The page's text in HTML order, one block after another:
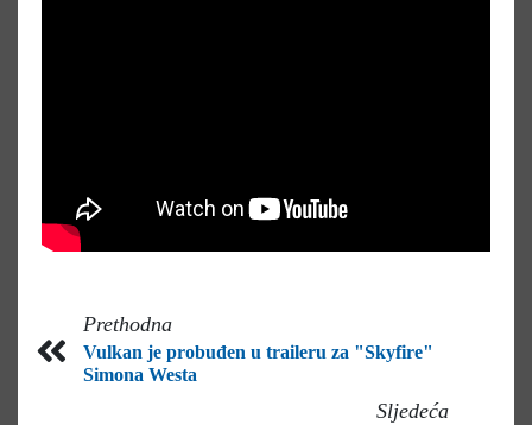
Prethodna
Vulkan je probuđen u traileru za "Skyfire"
Simona Westa
Sljedeća